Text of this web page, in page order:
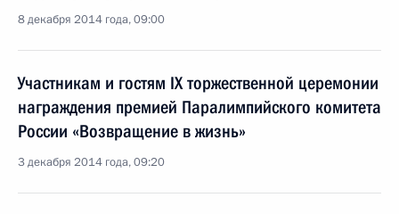
8 декабря 2014 года, 09:00
Участникам и гостям IX торжественной церемонии
награждения премией Паралимпийского комитета
России «Возвращение в жизнь»
3 декабря 2014 года, 09:20